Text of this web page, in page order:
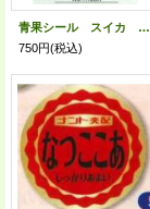
青果シール スイカ ピノガール 96枚 ナント種苗(株)
750円(税込)